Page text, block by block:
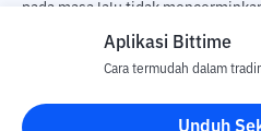
pada masa lalu tidak
Terdapat risiko kehilangan
pengguna. PT Utama Aset Digital
bertanggung jawab atas
Aplikasi Bittime
Cara termudah dalam